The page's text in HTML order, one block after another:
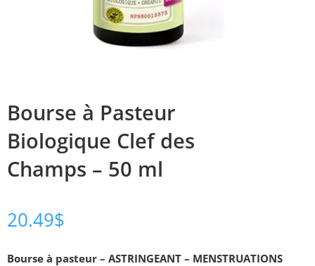
Bourse à Pasteur
Biologique Clef des
Champs – 50 ml
20.49$
Bourse à pasteur – ASTRINGEANT – MENSTRUATIONS